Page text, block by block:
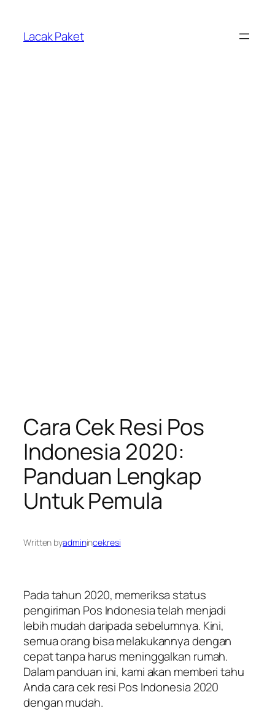
konten
Lacak Paket
Cara Cek Resi Pos
Indonesia 2020:
Panduan Lengkap
Untuk Pemula
Written byadminincekresi
Pada tahun 2020, memeriksa status
pengiriman Pos Indonesia telah menjadi
lebih mudah daripada sebelumnya. Kini,
semua orang bisa melakukannya dengan
cepat tanpa harus meninggalkan rumah.
Dalam panduan ini, kami akan memberi tahu
Anda cara cek resi Pos Indonesia 2020
dengan mudah.